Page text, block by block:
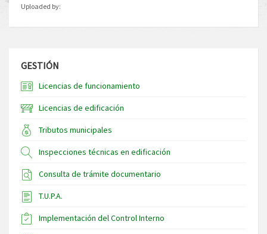
Uploaded by:
GESTIÓN
Licencias de funcionamiento
Licencias de edificación
Tributos municipales
Inspecciones técnicas en edificación
Consulta de trámite documentario
T.U.P.A.
Implementación del Control Interno